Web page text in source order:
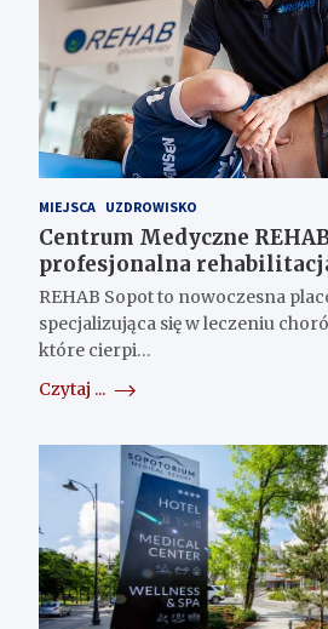
MIEJSCA UZDROWISKO
Centrum Medyczne
profesjonalna
REHAB Sopot to nowoczesna
specjalizująca się w leczeniu
które cierpi…
Czytaj ...